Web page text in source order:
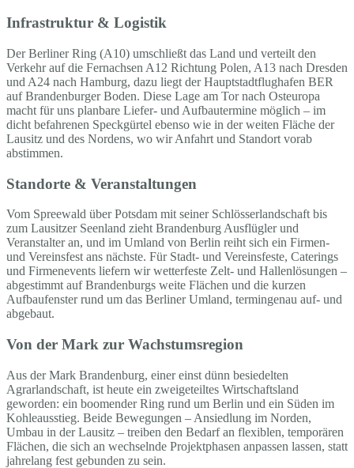
Infrastruktur & Logistik
Der Berliner Ring (A10) umschließt das Land und verteilt den
Verkehr auf die Fernachsen A12 Richtung Polen, A13 nach Dresden
und A24 nach Hamburg, dazu liegt der Hauptstadtflughafen BER
auf Brandenburger Boden. Diese Lage am Tor nach Osteuropa
macht für uns planbare Liefer- und Aufbautermine möglich – im
dicht befahrenen Speckgürtel ebenso wie in der weiten Fläche der
Lausitz und des Nordens, wo wir Anfahrt und Standort vorab
abstimmen.
Standorte & Veranstaltungen
Vom Spreewald über Potsdam mit seiner Schlösserlandschaft bis
zum Lausitzer Seenland zieht Brandenburg Ausflügler und
Veranstalter an, und im Umland von Berlin reiht sich ein Firmen-
und Vereinsfest ans nächste. Für Stadt- und Vereinsfeste, Caterings
und Firmenevents liefern wir wetterfeste Zelt- und Hallenlösungen –
abgestimmt auf Brandenburgs weite Flächen und die kurzen
Aufbaufenster rund um das Berliner Umland, termingenau auf- und
abgebaut.
Von der Mark zur Wachstumsregion
Aus der Mark Brandenburg, einer einst dünn besiedelten
Agrarlandschaft, ist heute ein zweigeteiltes Wirtschaftsland
geworden: ein boomender Ring rund um Berlin und ein Süden im
Kohleausstieg. Beide Bewegungen – Ansiedlung im Norden,
Umbau in der Lausitz – treiben den Bedarf an flexiblen, temporären
Flächen, die sich an wechselnde Projektphasen anpassen lassen, statt
jahrelang fest gebunden zu sein.